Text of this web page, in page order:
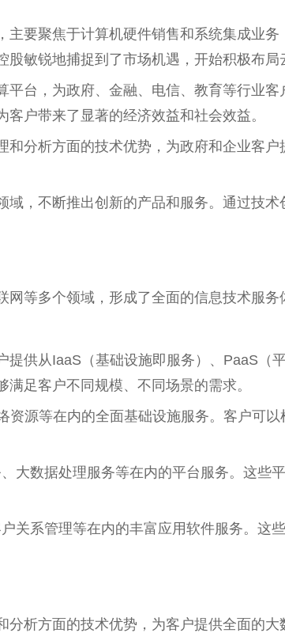
要聚焦于计算机硬件销售和系统集成业
敏锐地捕捉到了市场机遇，开始积极布局
台，为政府、金融、电信、教育等行业
户带来了显著的经济效益和社会效益。
分析方面的技术优势，为政府和企业客
，不断推出创新的产品和服务。通过技
等多个领域，形成了全面的信息技术服务
供从IaaS（基础设施即服务）、PaaS（
足客户不同规模、不同场景的需求。
源等在内的全面基础设施服务。客户可
大数据处理服务等在内的平台服务。这些
关系管理等在内的丰富应用软件服务。这
析方面的技术优势，为客户提供全面的